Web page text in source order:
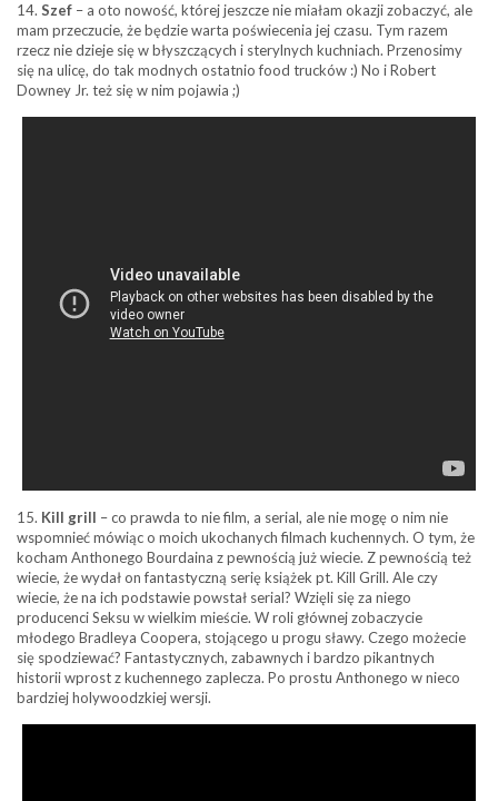
14. Szef – a oto nowość, której jeszcze nie miałam okazji zobaczyć, ale
mam przeczucie, że będzie warta poświecenia jej czasu. Tym razem
rzecz nie dzieje się w błyszczących i sterylnych kuchniach. Przenosimy
się na ulicę, do tak modnych ostatnio food trucków :) No i Robert
Downey Jr. też się w nim pojawia ;)
15. Kill grill – co prawda to nie film, a serial, ale nie mogę o nim nie
wspomnieć mówiąc o moich ukochanych filmach kuchennych. O tym, że
kocham Anthonego Bourdaina z pewnością już wiecie. Z pewnością też
wiecie, że wydał on fantastyczną serię książek pt. Kill Grill. Ale czy
wiecie, że na ich podstawie powstał serial? Wzięli się za niego
producenci Seksu w wielkim mieście. W roli głównej zobaczycie
młodego Bradleya Coopera, stojącego u progu sławy. Czego możecie
się spodziewać? Fantastycznych, zabawnych i bardzo pikantnych
historii wprost z kuchennego zaplecza. Po prostu Anthonego w nieco
bardziej holywoodzkiej wersji.